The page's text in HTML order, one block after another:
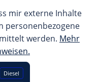
mir externe Inhalte
personenbezogene
werden. Mehr